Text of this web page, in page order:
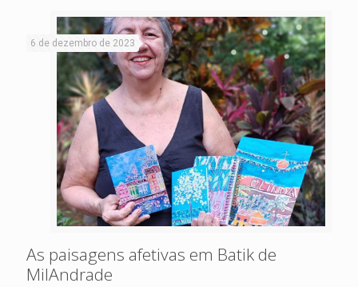
6 de dezembro de 2023
As paisagens afetivas em Batik de
MilAndrade